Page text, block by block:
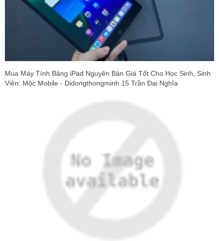
Mua Máy Tính Bảng iPad Nguyên Bản Giá Tốt Cho Học Sinh, Sinh
Viên: Mộc Mobile - Didongthongminh 15 Trần Đại Nghĩa